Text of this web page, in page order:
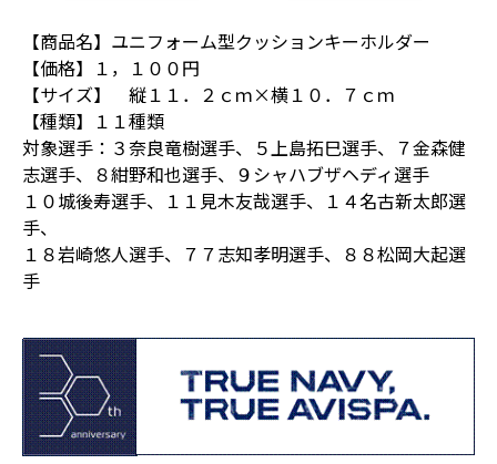
【商品名】ユニフォーム型クッションキーホルダー
【価格】１，１００円
【サイズ】 縦１１．２ｃｍ×横１０．７ｃｍ
【種類】１１種類
対象選手：３奈良竜樹選手、５上島拓巳選手、７金森健
志選手、８紺野和也選手、９シャハブザヘディ選手
１０城後寿選手、１１見木友哉選手、１４名古新太郎選
手、
１８岩崎悠人選手、７７志知孝明選手、８８松岡大起選
手